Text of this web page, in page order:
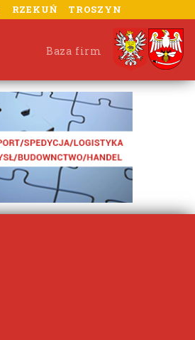
RZEKUŃ TROSZYN
Baza firm